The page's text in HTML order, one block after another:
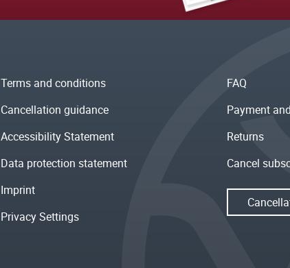
Terms and conditions
Cancellation guidance
Accessibility Statement
Data protection statement
Imprint
Privacy Settings
FAQ
Payment
Returns
Cancel